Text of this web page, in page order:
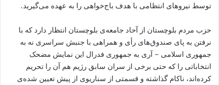
توسط نیروهای انتظامی با هدف باج‌خواهی را به عهده می‌گیرید.
حزب مردم بلوچستان از آحاد جامعه‌ی بلوچستان انتظار دارد که با
نرفتن به پای صندوق‌های رأی و همراهی با جنبش سراسری نه به
جمهوری اسلامی – آری به جمهوری فدرال این نمایش مضحک
انتخاباتی را که حتی برخی از سران سابق رژیم هم آن را تحریم
کرده‌اند، ناکام گذاشته و قسمتی از سناریوی از پیش تعیین شده‌ی